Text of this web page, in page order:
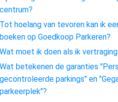
centrum?
Tot hoelang van tevoren kan ik
boeken op Goedkoop Parkeren?
Wat moet ik doen als ik
Wat betekenen de garanties
gecontroleerde parkings" en
parkeerplek"?